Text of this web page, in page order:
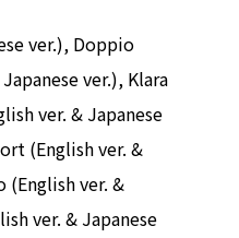
ver.), Doppio
ver.), Klara
ver. & Japanese
(English ver. &
(English ver. &
ver. & Japanese